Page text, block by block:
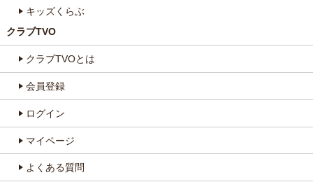
キッズくらぶ
クラブTVO
クラブTVOとは
会員登録
ログイン
マイページ
よくある質問